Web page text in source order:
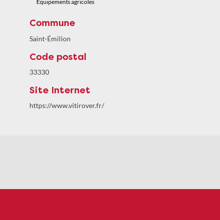
Équipements agricoles
Commune
Saint-Émilion
Code postal
33330
Site Internet
https://www.vitirover.fr/